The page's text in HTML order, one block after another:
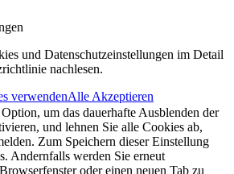
und Datenschutzeinstellungen im Detail
nachlesen.
verwendenAlle Akzeptieren
um das dauerhafte Ausblenden der
und lehnen Sie alle Cookies ab,
Zum Speichern dieser Einstellung
Andernfalls werden Sie erneut
oder einen neuen Tab zu